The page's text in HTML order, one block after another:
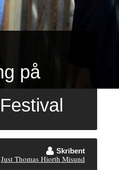
på
Skribent
Just Thomas Hiorth Misund